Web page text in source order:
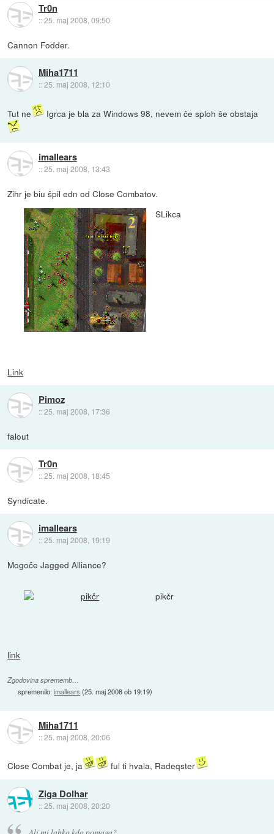
Tr0n
::25. maj 2008, 09:50
Cannon Fodder.
Miha1711
::25. maj 2008, 12:10
Tut ne Igrca je bla za Windows 98, nevem če sploh še obstaja
imallears
::25. maj 2008, 13:43
Zihr je biu špil edn od Close Combatov.
SLikca
Link
Pimoz
::25. maj 2008, 17:36
falout
Tr0n
::25. maj 2008, 18:45
Syndicate.
imallears
::25. maj 2008, 19:19
Mogoče Jagged Alliance?
pikčr
link
Zgodovina sprememb…
spremenilo:imallears (25. maj 2008 ob 19:19)
Miha1711
::25. maj 2008, 20:06
Close Combat je, ja ful ti hvala, Radeqster
Ziga Dolhar
::25. maj 2008, 20:20